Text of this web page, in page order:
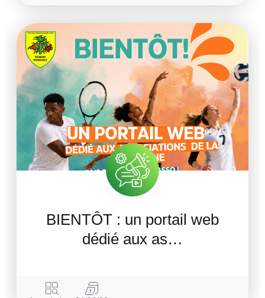
BIENTÔT : un portail web
dédié aux as…